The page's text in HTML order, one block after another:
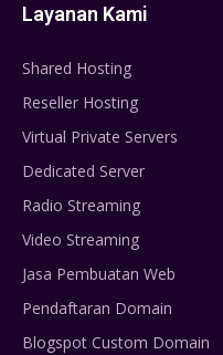
Layanan Kami
Shared Hosting
Reseller Hosting
Virtual Private Servers
Dedicated Server
Radio Streaming
Video Streaming
Jasa Pembuatan Web
Pendaftaran Domain
Blogspot Custom Domain